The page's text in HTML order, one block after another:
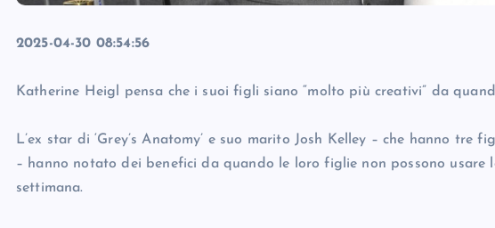
2025-04-30 08:54:56
Katherine Heigl pensa che i suoi figli siano “molto più creativi” da
L’ex star di ‘Grey’s Anatomy’ e suo marito Josh Kelley – che hanno tre
– hanno notato dei benefici da quando le loro figlie non possono usare
settimana.